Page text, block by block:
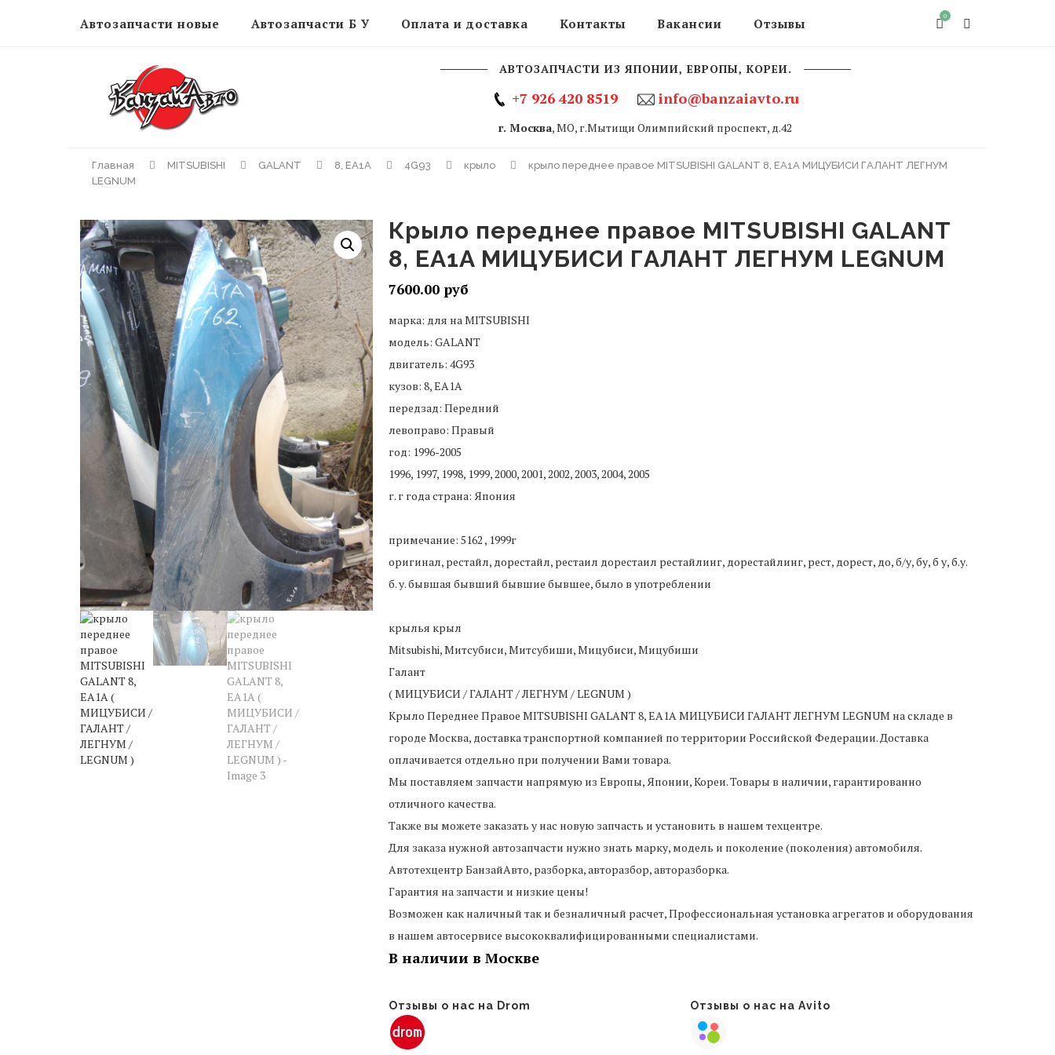
Автозапчасти новые Автозапчасти Б У Оплата и доставка Контакты Вакансии Отзывы 0
АВТОЗАПЧАСТИ ИЗ ЯПОНИИ, ЕВРОПЫ, КОРЕИ.
+7 926 420 8519 info@banzaiavto.ru
г. Москва, МО, г.Мытищи Олимпийский проспект, д.42
Главная MITSUBISHI GALANT 8, EA1A 4G93 крыло
крыло переднее правое MITSUBISHI GALANT 8, EA1A МИЦУБИСИ ГАЛАНТ ЛЕГНУМ
LEGNUM
крыло переднее правое MITSUBISHI GALANT
8, EA1A МИЦУБИСИ ГАЛАНТ ЛЕГНУМ LEGNUM
7600.00
марка: для на MITSUBISHI
модель: GALANT
двигатель: 4G93
кузов: 8, EA1A
передзад: Передний
левоправо: Правый
год: 1996-2005
1996, 1997, 1998, 1999, 2000, 2001, 2002, 2003, 2004, 2005
г. г года страна: Япония
примечание: 5162 , 1999г
оригинал, рестайл, дорестайл, рестаил дорестаил рестайлинг, дорестайлинг, рест, дорест, до, б/у, бу, б у, б.у.
б. у. бывшая бывший бывшие бывшее, было в употреблении
крылья крыл
Mitsubishi, Митсубиси, Митсубиши, Мицубиси, Мицубиши
Галант
( МИЦУБИСИ / ГАЛАНТ / ЛЕГНУМ / LEGNUM )
Крыло Переднее Правое MITSUBISHI GALANT 8, EA1A МИЦУБИСИ ГАЛАНТ ЛЕГНУМ LEGNUM на складе в
городе Москва, доставка транспортной компанией по территории Российской Федерации. Доставка
оплачивается отдельно при получении Вами товара.
Мы поставляем запчасти напрямую из Европы, Японии, Кореи. Товары в наличии, гарантированно
отличного качества.
Также вы можете заказать у нас новую запчасть и установить в нашем техцентре.
Для заказа нужной автозапчасти нужно знать марку, модель и поколение (поколения) автомобиля.
Автотехцентр БанзайАвто, разборка, авторазбор, авторазборка.
Гарантия на запчасти и низкие цены!
Возможен как наличный так и безналичный расчет, Профессиональная установка агрегатов и оборудования
в нашем автосервисе высококвалифицированными специалистами.
В наличии в Москве
Отзывы о нас на Drom Отзывы о нас на Avito